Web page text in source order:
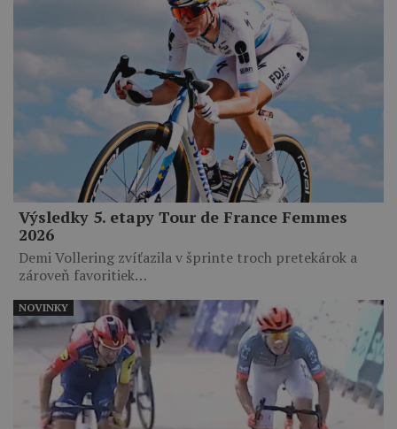
Výsledky 5. etapy Tour de France Femmes
2026
Demi Vollering zvíťazila v šprinte troch pretekárok a
zároveň favoritiek…
NOVINKY